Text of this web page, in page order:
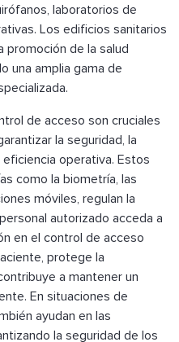
laboratorios de
Los edificios sanitarios
promoción de la salud
una amplia gama de
de acceso son cruciales
la seguridad, la
operativa. Estos
como la biometría, las
móviles, regulan la
autorizado acceda a
en el control de acceso
protege la
a mantener un
En situaciones de
ayudan en las
la seguridad de los